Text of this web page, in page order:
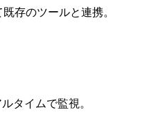
存のツールと連携。
タイムで監視。